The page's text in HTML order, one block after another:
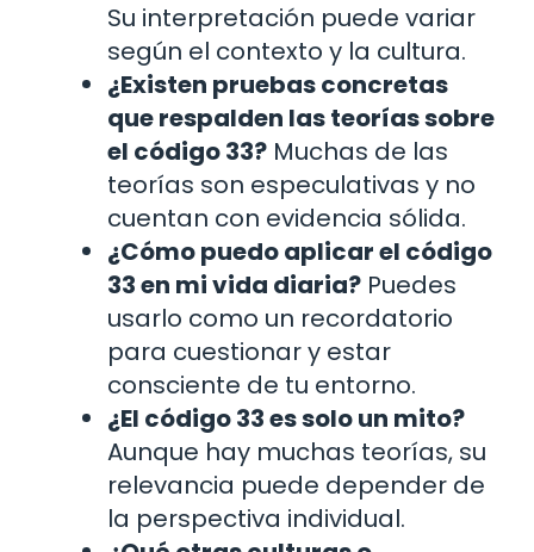
Su interpretación puede variar
según el contexto y la cultura.
¿Existen pruebas concretas
que respalden las teorías sobre
el código 33? Muchas de las
teorías son especulativas y no
cuentan con evidencia sólida.
¿Cómo puedo aplicar el código
33 en mi vida diaria? Puedes
usarlo como un recordatorio
para cuestionar y estar
consciente de tu entorno.
¿El código 33 es solo un mito?
Aunque hay muchas teorías, su
relevancia puede depender de
la perspectiva individual.